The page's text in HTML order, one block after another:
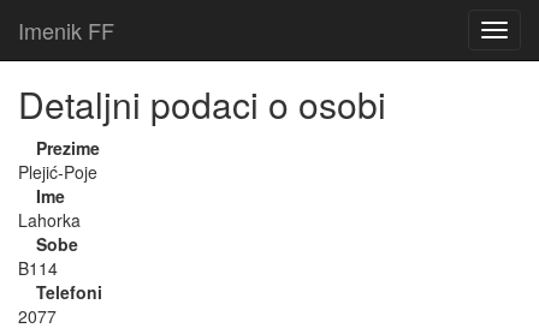
Imenik FF
Detaljni podaci o osobi
Prezime
Plejić-Poje
Ime
Lahorka
Sobe
B114
Telefoni
2077